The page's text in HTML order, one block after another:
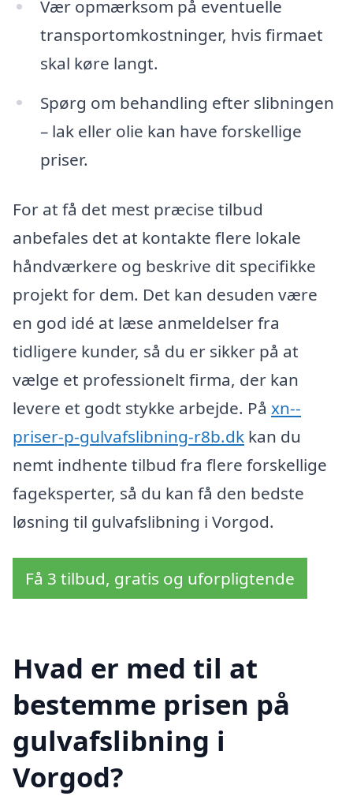
Vær opmærksom på eventuelle
transportomkostninger, hvis firmaet
skal køre langt.
Spørg om behandling efter slibningen
– lak eller olie kan have forskellige
priser.
For at få det mest præcise tilbud
anbefales det at kontakte flere lokale
håndværkere og beskrive dit specifikke
projekt for dem. Det kan desuden være
en god idé at læse anmeldelser fra
tidligere kunder, så du er sikker på at
vælge et professionelt firma, der kan
levere et godt stykke arbejde. På xn--
priser-p-gulvafslibning-r8b.dk kan du
nemt indhente tilbud fra flere forskellige
fageksperter, så du kan få den bedste
løsning til gulvafslibning i Vorgod.
Få 3 tilbud, gratis og uforpligtende
Hvad er med til at
bestemme prisen på
gulvafslibning i
Vorgod?